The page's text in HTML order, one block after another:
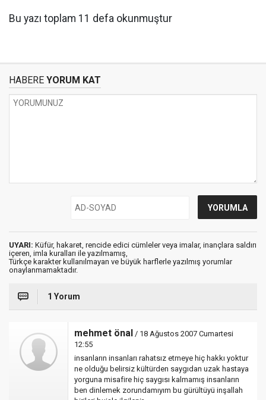
Bu yazı toplam 11 defa okunmuştur
HABERE YORUM KAT
UYARI: Küfür, hakaret, rencide edici cümleler veya imalar, inançlara saldırı
içeren, imla kuralları ile yazılmamış,
Türkçe karakter kullanılmayan ve büyük harflerle yazılmış yorumlar
onaylanmamaktadır.
1 Yorum
mehmet önal / 18 Ağustos 2007 Cumartesi
12:55
insanların insanları rahatsız etmeye hiç hakkı yoktur
ne olduğu belirsiz kültürden saygıdan uzak hastaya
yorguna misafire hiç saygısı kalmamış insanların
ben dinlemek zorundamıyım bu gürültüyü inşallah